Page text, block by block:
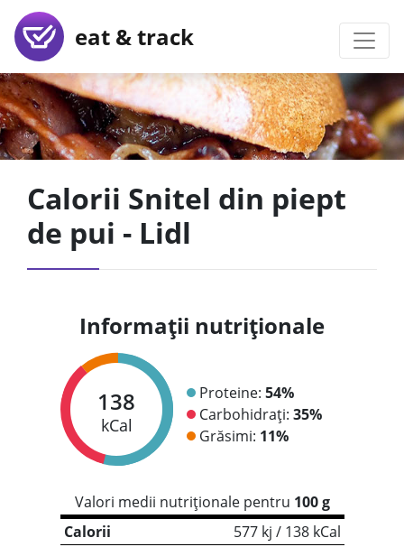
eat & track
Calorii Snitel din piept
de pui - Lidl
Informații nutriționale
138
kCal
Proteine: 54%
Carbohidrați: 35%
Grăsimi: 11%
Valori medii nutriționale pentru 100 g
Calorii
577 kj / 138 kCal